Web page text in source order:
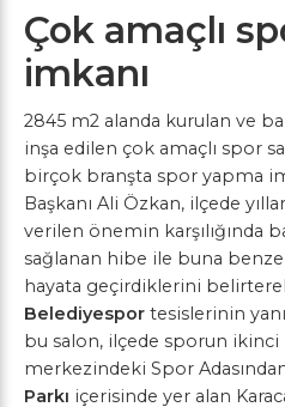
Çok amaçlı
imkanı
2845 m2 alanda kurulan ve
inşa edilen çok amaçlı spor
birçok branşta spor yapma
Başkanı Ali Özkan, ilçede
verilen önemin karşılığında
sağlanan hibe ile buna
hayata geçirdiklerini
Belediyespor tesislerinin
bu salon, ilçede sporun
merkezindeki Spor
Parkı içerisinde yer alan